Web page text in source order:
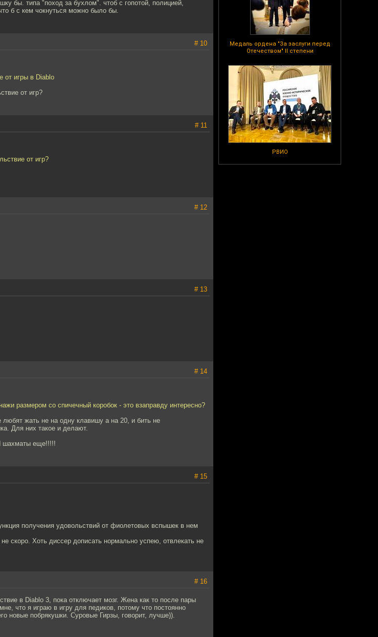
Медаль ордена "За заслуги перед
Отечеством" II степени
РВИО
бы. типа "поход за бухлом". чтоб с гопотой, полицией,
б с кем чокнуться можно было бы.
# 10
от игры в Diablo
от игр?
# 11
от игр?
# 12
# 13
# 14
размером со спичечный коробок - это взаправду интересно?
жать не на одну клавишу а на 20, и бить не
Для них такое и делают.
шахматы еще!!!!!
# 15
получения удовольствий от фиолетовых вспышек в нем
скоро. Хоть диссер дописать нормально успею, отвлекать не
# 16
в Diablo 3, пока отключает мозг. Жена как то после пары
что я играю в игру для педиков, потому что постоянно
новые побрякушки. Суровые Гирзы, говорит, лучше)).